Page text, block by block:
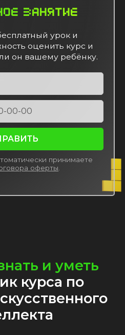
занятие
урок и
оценить курс и
он вашему ребёнку.
принимаете
оферты
и уметь
курса по